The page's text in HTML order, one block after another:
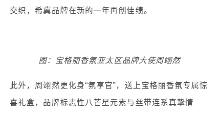
交织，希冀品牌在新的一年再创佳绩。
图：宝格丽香氛亚太区品牌大使周翊然
此外，周翊然更化身“氛享官”，送上宝格丽香氛专属惊
喜礼盒，品牌标志性八芒星元素与丝带连系真挚情